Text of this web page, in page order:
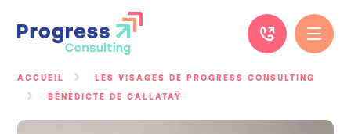
contenu
ACCUEIL
LES VISAGES DE PROGRESS CONSULTING
BÉNÉDICTE DE CALLATAŸ